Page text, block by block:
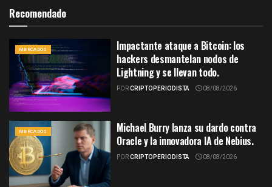
Recomendado
MERCADOS
Impactante ataque a Bitcoin: los
hackers desmantelan nodos de
Lightning y se llevan todo.
PORCRIPTOPERIODISTA 08/08/2026
MERCADOS
Michael Burry lanza su dardo contra
Oracle y la innovadora IA de Nebius.
PORCRIPTOPERIODISTA 08/08/2026